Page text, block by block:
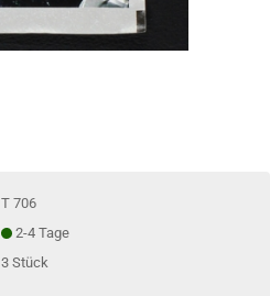
T 706
2-4 Tage
3Stück